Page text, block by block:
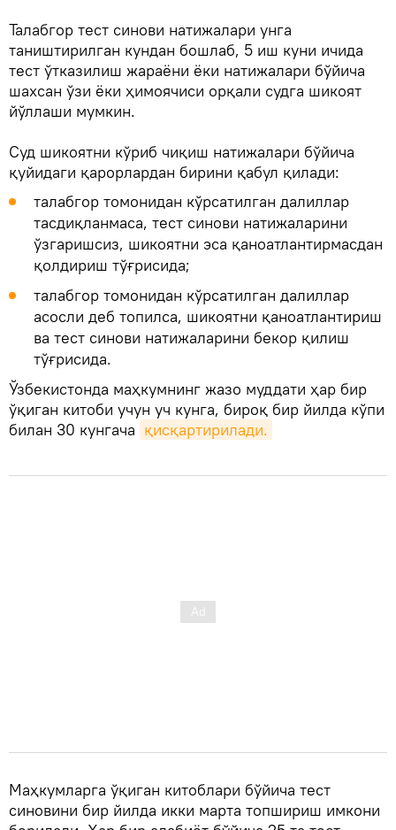
Талабгор тест синови натижалари унга
таништирилган кундан бошлаб, 5 иш куни ичида
тест ўтказилиш жараёни ёки натижалари бўйича
шахсан ўзи ёки ҳимоячиси орқали судга шикоят
йўллаши мумкин.
Суд шикоятни кўриб чиқиш натижалари бўйича
қуйидаги қарорлардан бирини қабул қилади:
талабгор томонидан кўрсатилган далиллар
тасдиқланмаса, тест синови натижаларини
ўзгаришсиз, шикоятни эса қаноатлантирмасдан
қолдириш тўғрисида;
талабгор томонидан кўрсатилган далиллар
асосли деб топилса, шикоятни қаноатлантириш
ва тест синови натижаларини бекор қилиш
тўғрисида.
Ўзбекистонда маҳкумнинг жазо муддати ҳар бир
ўқиган китоби учун уч кунга, бироқ бир йилда кўпи
билан 30 кунгача қисқартирилади.
Маҳкумларга ўқиган китоблари бўйича тест
синовини бир йилда икки марта топшириш имкони